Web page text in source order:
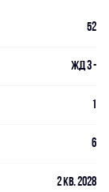
52
ЖД 3 -
1
6
2 кв. 2028